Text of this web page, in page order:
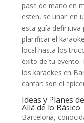
pase de mano en
estén, se unan en
esta guía definitiva
planificar el
local hasta los
éxito de tu evento.
los karaokes en
cantar: son el
Ideas y Planes
Allá de lo Básico
Barcelona,